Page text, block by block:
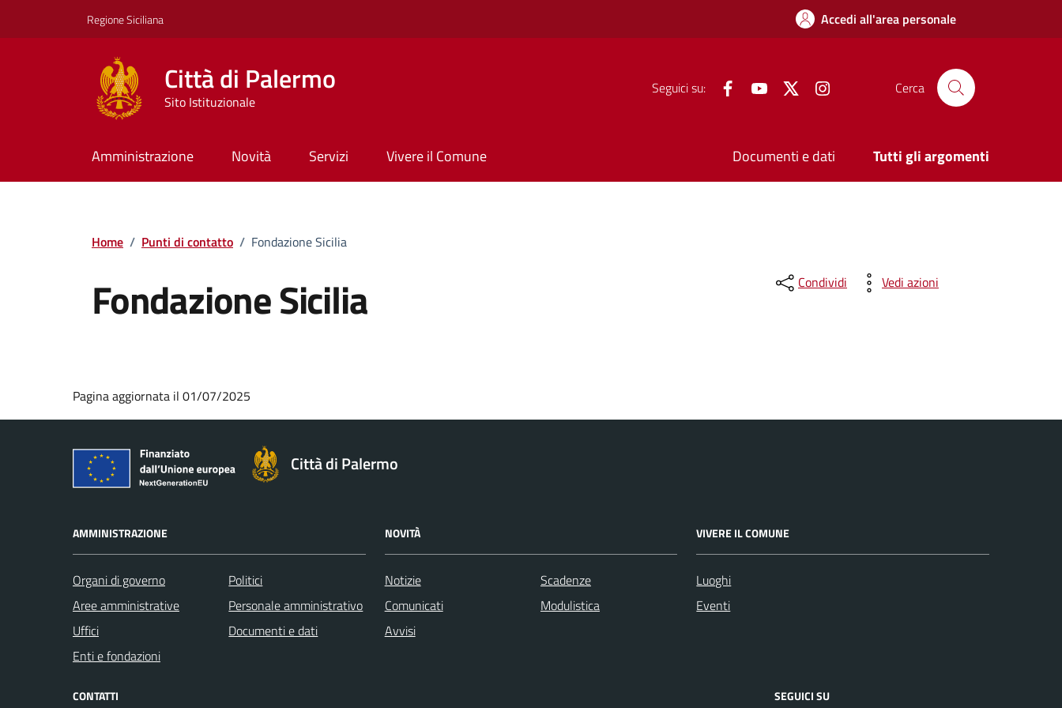
Regione Siciliana Accedi all'area personale
Città di Palermo
Sito Istituzionale
Seguici su: FacebookYouTube Twitter Cerca
Amministrazione Novità Servizi Vivere il Comune Documenti e dati Tutti gli argomenti
Home / Punti di contatto / Fondazione Sicilia
Fondazione Sicilia Condividi Vedi azioni
Pagina aggiornata il 01/07/2025
Città di Palermo
AMMINISTRAZIONE
Organi di governo
Aree amministrative
Uffici
Enti e fondazioni
Politici
Personale amministrativo
Documenti e dati
NOVITÀ
Notizie
Comunicati
Avvisi
Scadenze
Modulistica
VIVERE IL COMUNE
Luoghi
Eventi
CONTATTI SEGUICI SU